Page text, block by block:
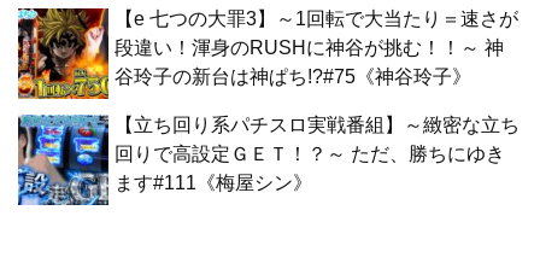
【e 七つの大罪3】～1回転で大当たり＝速さが
段違い！渾身のRUSHに神谷が挑む！！～ 神
谷玲子の新台は神ぱち!?#75《神谷玲子》
【立ち回り系パチスロ実戦番組】～緻密な立ち
回りで高設定ＧＥＴ！？～ ただ、勝ちにゆき
ます#111《梅屋シン》